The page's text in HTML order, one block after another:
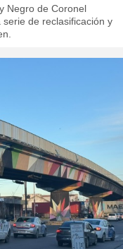
Negro de Coronel
de reclasificación y